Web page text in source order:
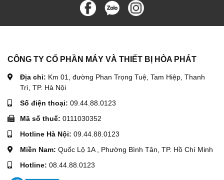
CÔNG TY CỔ PHẦN MÁY VÀ THIẾT BỊ HÒA PHÁT
Địa chỉ: Km 01, đường Phan Trọng Tuệ, Tam Hiệp, Thanh
Trì, TP. Hà Nội
Số điện thoại: 09.44.88.0123
Mã số thuế: 0111030352
Hotline Hà Nội: 09.44.88.0123
Miền Nam: Quốc Lộ 1A , Phường Bình Tân, TP. Hồ Chí Minh
Hotline: 08.44.88.0123